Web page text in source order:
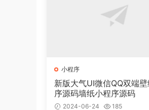
小程序
新版大气UI微信QQ双端
序源码墙纸小程序源码
2024-06-24 185